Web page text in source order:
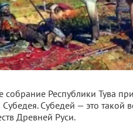
собрание Республики Тува
Субедей — это такой
Древней Руси.